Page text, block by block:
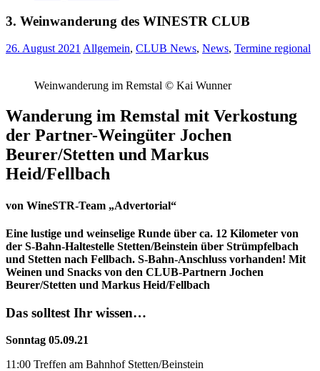
3. Weinwanderung des WINESTR CLUB
26. August 2021 Allgemein, CLUB News, News, Termine regional
Weinwanderung im Remstal © Kai Wunner
Wanderung im Remstal mit Verkostung
der Partner-Weingüter Jochen
Beurer/Stetten und Markus
Heid/Fellbach
von WineSTR-Team „Advertorial“
Eine lustige und weinselige Runde über ca. 12 Kilometer von
der S-Bahn-Haltestelle Stetten/Beinstein über Strümpfelbach
und Stetten nach Fellbach. S-Bahn-Anschluss vorhanden! Mit
Weinen und Snacks von den CLUB-Partnern Jochen
Beurer/Stetten und Markus Heid/Fellbach
Das solltest Ihr wissen…
Sonntag 05.09.21
11:00 Treffen am Bahnhof Stetten/Beinstein